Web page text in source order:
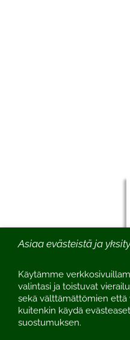
Asiaa evästeistä ja
Käytämme
valintasi ja toistuvat
sekä välttämättömien että
kuitenkin käydä
suostumuksen.